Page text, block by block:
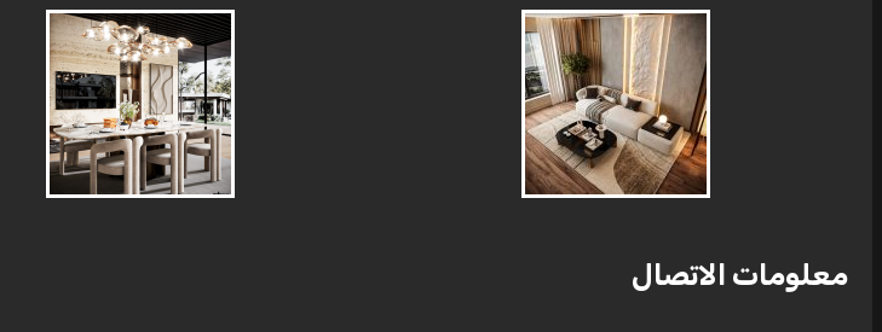
معلومات الاتصال